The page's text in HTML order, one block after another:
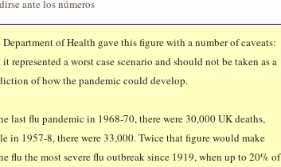
ante los números
Department of Health gave this figure with a number of caveats:
represented a worst case scenario and should not be taken as a
of how the pandemic could develop.
last flu pandemic in 1968-70, there were 30,000 UK deaths,
in 1957-8, there were 33,000. Twice that figure would make
flu the most severe flu outbreak since 1919, when up to 20% of